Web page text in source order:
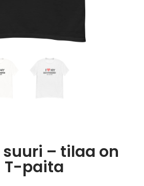
– tilaa on
T-paita